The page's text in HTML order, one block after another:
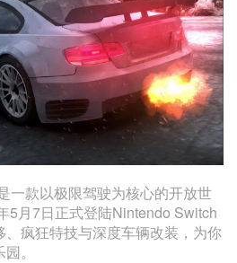
一款以极限驾驶为核心的开放世
5月7日正式登陆Nintendo Switch
疯狂特技与深度车辆改装，为你
。